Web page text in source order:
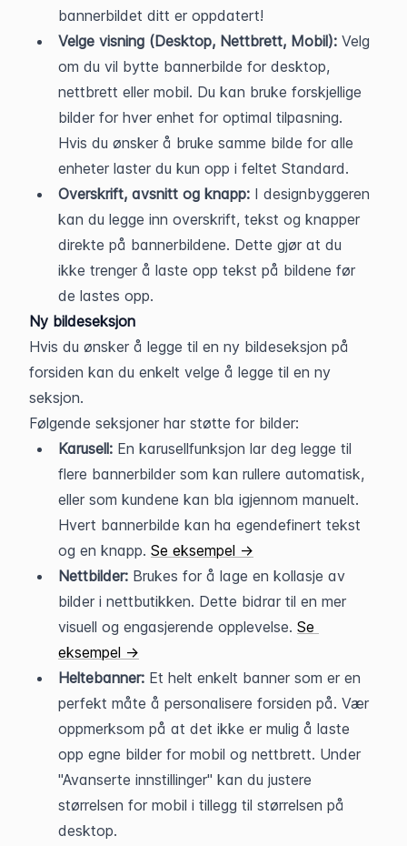
bannerbildet ditt er oppdatert!
Velge visning (Desktop, Nettbrett, Mobil): Velg
om du vil bytte bannerbilde for desktop,
nettbrett eller mobil. Du kan bruke forskjellige
bilder for hver enhet for optimal tilpasning.
Hvis du ønsker å bruke samme bilde for alle
enheter laster du kun opp i feltet Standard.
Overskrift, avsnitt og knapp: I designbyggeren
kan du legge inn overskrift, tekst og knapper
direkte på bannerbildene. Dette gjør at du
ikke trenger å laste opp tekst på bildene før
de lastes opp.
Ny bildeseksjon
Hvis du ønsker å legge til en ny bildeseksjon på
forsiden kan du enkelt velge å legge til en ny
seksjon.
Følgende seksjoner har støtte for bilder:
Karusell: En karusellfunksjon lar deg legge til
flere bannerbilder som kan rullere automatisk,
eller som kundene kan bla igjennom manuelt.
Hvert bannerbilde kan ha egendefinert tekst
og en knapp. Se eksempel →
Nettbilder: Brukes for å lage en kollasje av
bilder i nettbutikken. Dette bidrar til en mer
visuell og engasjerende opplevelse. Se
eksempel →
Heltebanner: Et helt enkelt banner som er en
perfekt måte å personalisere forsiden på. Vær
oppmerksom på at det ikke er mulig å laste
opp egne bilder for mobil og nettbrett. Under
"Avanserte innstillinger" kan du justere
størrelsen for mobil i tillegg til størrelsen på
desktop.